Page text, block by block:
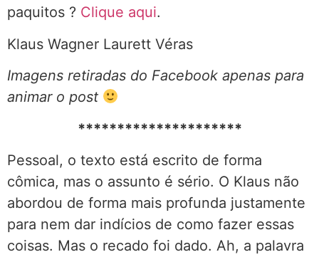
paquitos ? Clique aqui.
Klaus Wagner Laurett Véras
Imagens retiradas do Facebook apenas para
animar o post
*********************
Pessoal, o texto está escrito de forma
cômica, mas o assunto é sério. O Klaus não
abordou de forma mais profunda justamente
para nem dar indícios de como fazer essas
coisas. Mas o recado foi dado. Ah, a palavra